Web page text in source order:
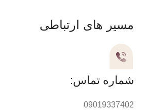
مسیر های ارتباطی
شماره تماس:
09019337402